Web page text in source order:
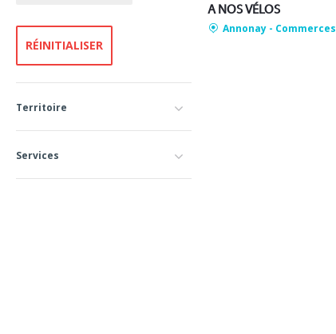
Territoire
Services
A NOS VÉLOS
Annonay - Commerces